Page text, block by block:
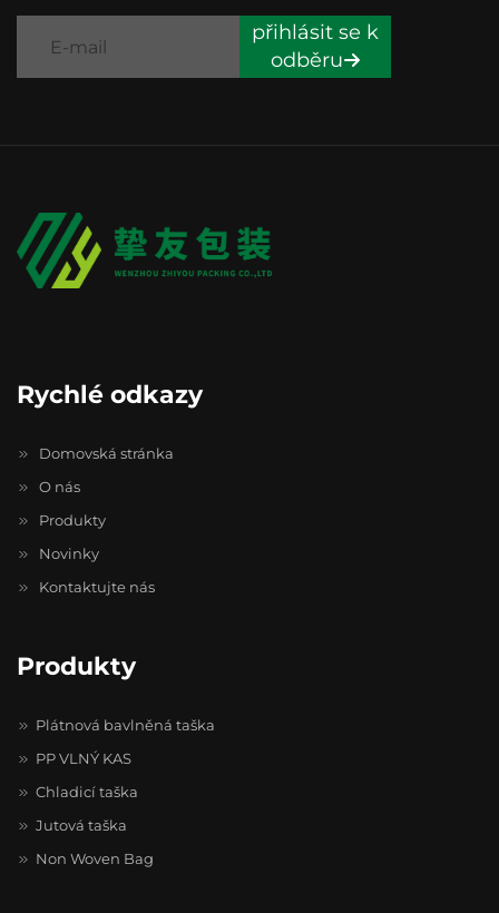
přihlásit se k
odběru
Rychlé odkazy
Domovská stránka
O nás
Produkty
Novinky
Kontaktujte nás
Produkty
Plátnová bavlněná taška
PP VLNÝ KAS
Chladicí taška
Jutová taška
Non Woven Bag